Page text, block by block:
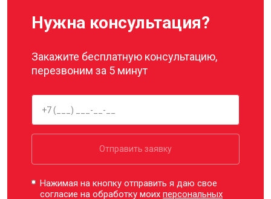
Нужна консультация?
Закажите бесплатную консультацию,
перезвоним за 5 минут
Отправить заявку
Нажимая на кнопку отправить я даю свое
согласие на обработку моихперсональных